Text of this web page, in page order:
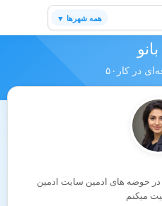
همه شهرها ▼
در کار۵۰
حوضه های ادمین سایت ادمین
میکنم